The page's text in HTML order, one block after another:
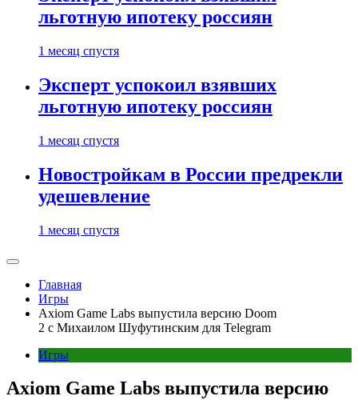
льготную ипотеку россиян
1 месяц спустя
Эксперт успокоил взявших
льготную ипотеку россиян
1 месяц спустя
Новостройкам в России предрекли
удешевление
1 месяц спустя
Главная
Игры
Axiom Game Labs выпустила версию Doom
2 c Михаилом Шуфутинским для Telegram
Игры
Axiom Game Labs выпустила версию